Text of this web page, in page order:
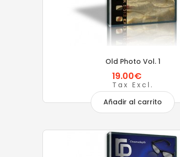
Old Photo Vol. 1
19.00€
Tax Excl.
Añadir al carrito